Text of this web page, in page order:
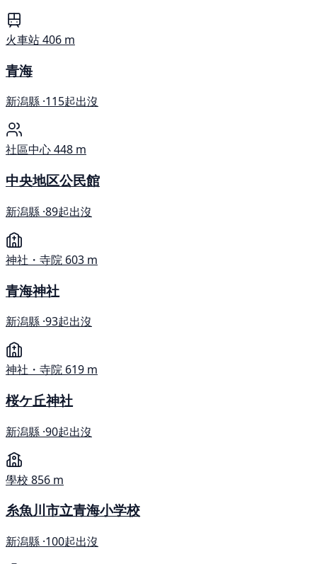
火車站406 m
青海
新潟縣 ·115起出沒
社區中心448 m
中央地区公民館
新潟縣 ·89起出沒
神社・寺院 603 m
青海神社
新潟縣 ·93起出沒
神社・寺院 619 m
桜ケ丘神社
新潟縣 ·90起出沒
學校 856 m
糸魚川市立青海小学校
新潟縣 ·100起出沒